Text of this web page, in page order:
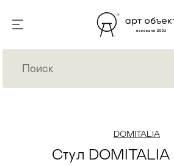
DOMITALIA
Стул DOMITALIA